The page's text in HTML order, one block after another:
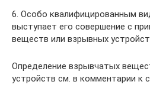
6. Особо квалифицированным
выступает его совершение с
веществ или взрывных
Определение взрывчатых
устройств см. в комментарии к